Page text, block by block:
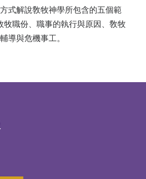
式解說敎牧神學所包含的五個範
牧職份、職事的執行與原因、敎牧
輔導與危機事工。